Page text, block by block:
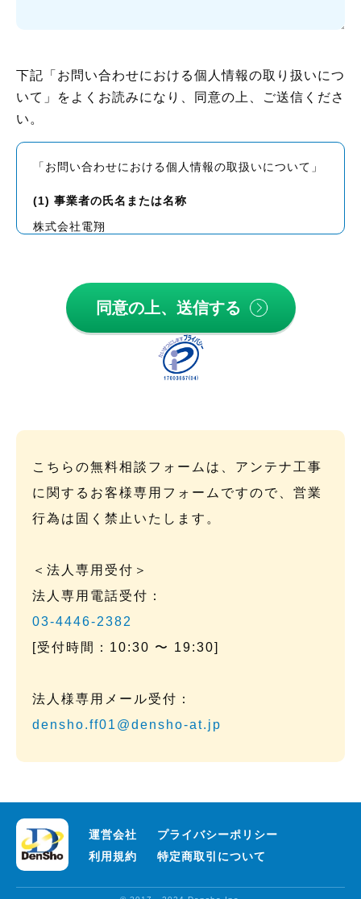
下記「お問い合わせにおける個人情報の取り扱いにつ
いて」をよくお読みになり、同意の上、ご送信くださ
い。
「お問い合わせにおける個人情報の取扱いについて」
(1) 事業者の氏名または名称
株式会社電翔
個人情報保護管理者：竹内 達也
電話番号：048-940-0118
(3) 個人情報の利用目的
お問い合わせいただいた内容に回答するため
当社サービスのご紹介、ご案内のため
(4) 個人情報の第三者提供について
当社は、以下の場合を除いて、個人データを第三者へ
①法令に基づく場合
である場合
③公衆衛生の向上又は児童の健全な育成の推進のため
とが困難である場合
④国、または地方公共団体又はその委託を受けた者が
により当該事務の遂行に支障を及ぼすおそれがある場
⑤お客さま同意の上、お客さまの氏名、住所、電話番
保証信用協会に提供する場合があります。
(5) 個人情報の取扱いの委託について
個人情報の取扱いの全部又は、一部を当社の選定基準
に合致した委託先に委託することがあります。
こちらの無料相談フォームは、アンテナ工事
に関するお客様専用フォームですので、営業
行為は固く禁止いたします。
＜法人専用受付＞
法人専用電話受付：
03-4446-2382
[受付時間：10:30 〜 19:30]
法人様専用メール受付：
densho.ff01@densho-at.jp
運営会社
プライバシーポリシー
利用規約
特定商取引について